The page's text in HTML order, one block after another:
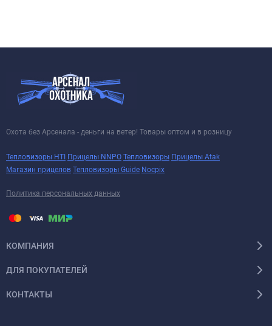
отличаться от заявленных на сайте. Это обусловлено
также прогретостью формы перед началом заливки. Не
забывайте, что металлы расширяются при нагревании, поэтому
Охота без Арсенала - деньги на ветер! Товары оптом и в розницу
Тепловизоры HTI Прицелы NNPO Тепловизоры Прицелы Atak
Магазин прицелов Тепловизоры Guide Nocpix
Политика персональных данных
КОМПАНИЯ
ДЛЯ ПОКУПАТЕЛЕЙ
КОНТАКТЫ